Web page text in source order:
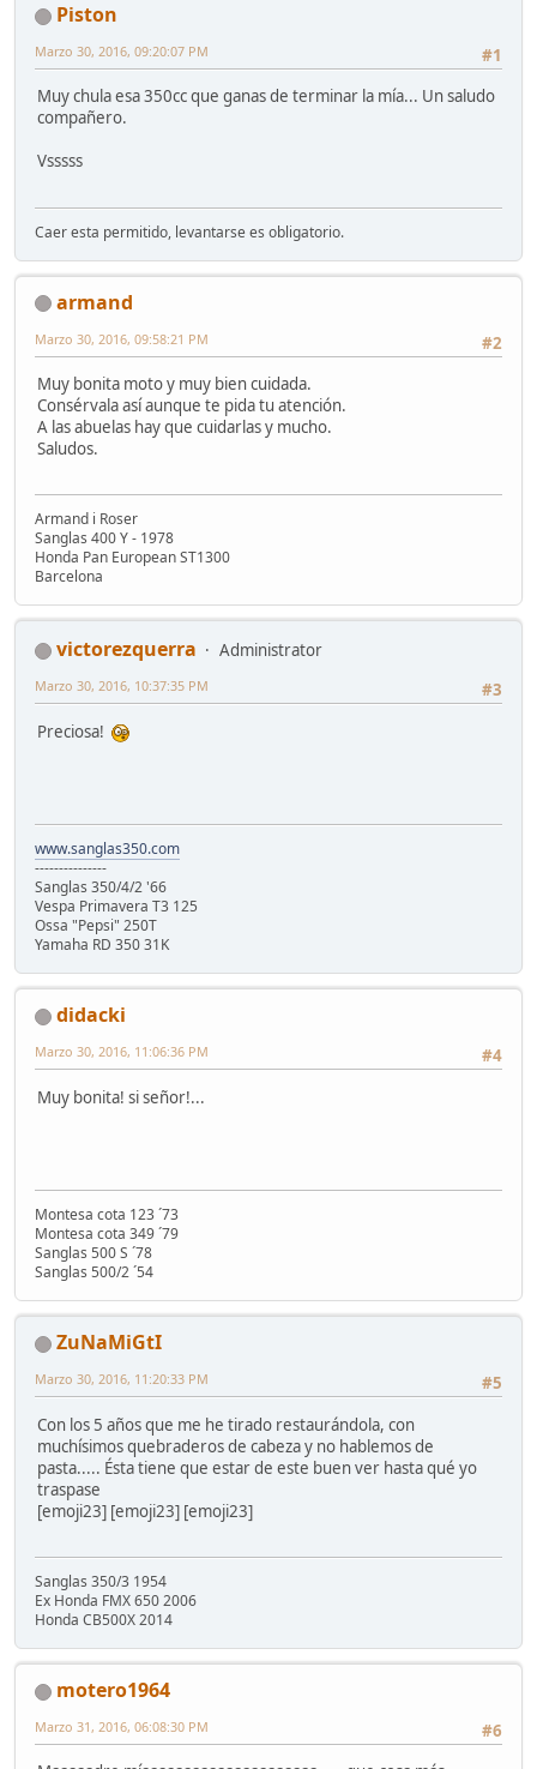
Piston
#1
Marzo 30, 2016, 09:20:07 PM
Muy chula esa 350cc que ganas de terminar la mía... Un saludo
compañero.
Vsssss
Caer esta permitido, levantarse es obligatorio.
armand
#2
Marzo 30, 2016, 09:58:21 PM
Muy bonita moto y muy bien cuidada.
Consérvala así aunque te pida tu atención.
A las abuelas hay que cuidarlas y mucho.
Saludos.
Armand i Roser
Sanglas 400 Y - 1978
Honda Pan European ST1300
Barcelona
victorezquerra
Administrator
#3
Marzo 30, 2016, 10:37:35 PM
Preciosa!
www.sanglas350.com
---------------
Sanglas 350/4/2 '66
Vespa Primavera T3 125
Ossa "Pepsi" 250T
Yamaha RD 350 31K
didacki
#4
Marzo 30, 2016, 11:06:36 PM
Muy bonita! si señor!...
Montesa cota 123 ´73
Montesa cota 349 ´79
Sanglas 500 S ´78
Sanglas 500/2 ´54
ZuNaMiGtI
#5
Marzo 30, 2016, 11:20:33 PM
Con los 5 años que me he tirado restaurándola, con
muchísimos quebraderos de cabeza y no hablemos de
pasta..... Ésta tiene que estar de este buen ver hasta qué yo
traspase
[emoji23] [emoji23] [emoji23]
Sanglas 350/3 1954
Ex Honda FMX 650 2006
Honda CB500X 2014
motero1964
#6
Marzo 31, 2016, 06:08:30 PM